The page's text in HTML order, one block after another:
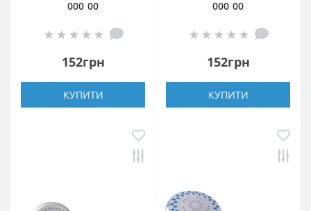
000 00
152грн
КУПИТИ
000 00
152грн
КУПИТИ